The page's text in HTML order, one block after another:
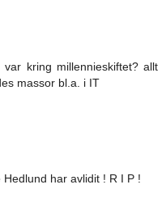
kring millennieskiftet? allt
massor bl.a. i IT
har avlidit ! R I P !